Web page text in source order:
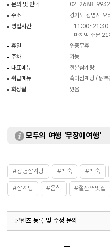
문의 및 안내
02-2688-9932
주소
경기도 광명시
영업시간
- 11:00~21:30
- 마지막 주문
휴일
연중무휴
주차
가능
대표메뉴
한본삼계탕
취급메뉴
흑미삼계탕 / 닭볶
화장실
있음
모두의 여행 '무장애여행'
#광명삼계탕 #백숙 #백숙
#삼계탕 #음식 #철산역맛집
콘텐츠 등록 및 수정 문의